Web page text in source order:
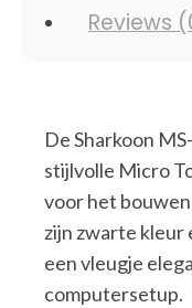
Reviews
De Sharkoon
stijlvolle Micro
voor het
zijn zwarte kleur
een vleugje
computersetup.